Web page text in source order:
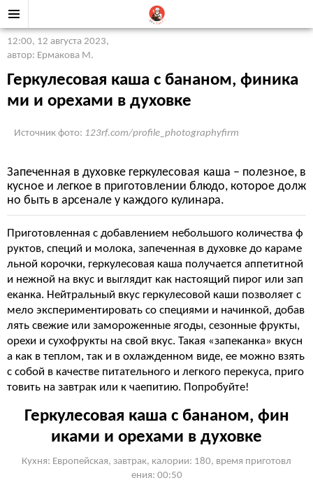
12:00, 12 августа 2023,
автор: Ермакова М.
Геркулесовая каша с бананом, финика
ми и орехами в духовке
Источник фото: 123rf.com/profile_photographyfirm
Запеченная в духовке геркулесовая каша – полезное, в
кусное и легкое в приготовлении блюдо, которое долж
но быть в арсенале у каждого кулинара.
Приготовленная с добавлением небольшого количества ф
руктов, специй и молока, запеченная в духовке до караме
льной корочки, геркулесовая каша получается аппетитной
и нежной на вкус и выглядит как настоящий пирог или зап
еканка. Нейтральный вкус геркулесовой каши позволяет с
мело экспериментировать со специями и начинкой, добав
лять свежие или замороженные ягоды, сезонные фрукты,
орехи и сухофрукты на свой вкус. Такая «запеканка» вкусн
а как в теплом, так и в охлажденном виде, ее можно взять
с собой в качестве питательного и легкого перекуса, приго
товить на завтрак или к чаепитию. Попробуйте!
Геркулесовая каша с бананом, фин
иками и орехами в духовке
Кухня: Европейская, завтрак, калории: 180, время приготовл
ения: 00:50